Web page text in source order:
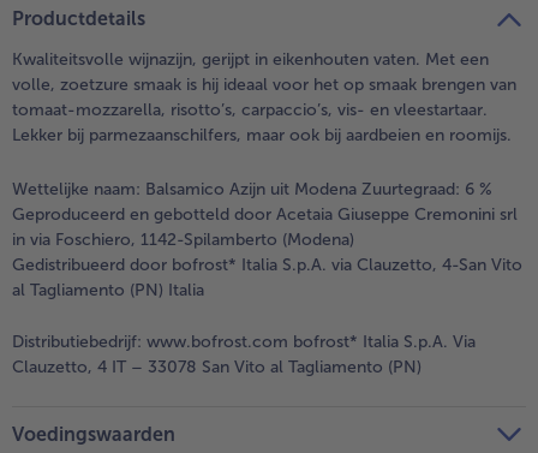
Productdetails
Kwaliteitsvolle wijnazijn, gerijpt in eikenhouten vaten. Met een
volle, zoetzure smaak is hij ideaal voor het op smaak brengen van
tomaat-mozzarella, risotto’s, carpaccio’s, vis- en vleestartaar.
Lekker bij parmezaanschilfers, maar ook bij aardbeien en roomijs.
Wettelijke naam: Balsamico Azijn uit Modena Zuurtegraad: 6 %
Geproduceerd en gebotteld door Acetaia Giuseppe Cremonini srl
in via Foschiero, 1142-Spilamberto (Modena)
Gedistribueerd door bofrost* Italia S.p.A. via Clauzetto, 4-San Vito
al Tagliamento (PN) Italia
Distributiebedrijf: www.bofrost.com bofrost* Italia S.p.A. Via
Clauzetto, 4 IT – 33078 San Vito al Tagliamento (PN)
Voedingswaarden